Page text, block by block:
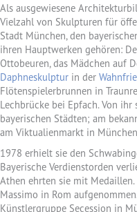
Als ausgewiesene
Vielzahl von Skulpturen für
Stadt München, den
ihren Hauptwerken gehören:
Ottobeuren, das Mädchen auf
Daphneskulptur in der
Flötenspielerbrunnen in
Lechbrücke bei Epfach. Von
bayerischen Städten; am
am Viktualienmarkt in
1978 erhielt sie den
Bayerische Verdienstorden
Athen ehrten sie mit
Massimo in Rom
Künstlergruppe Secession in